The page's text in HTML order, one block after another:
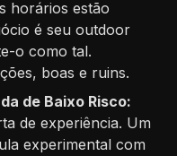
horários estão
é seu outdoor
o como tal.
boas e ruins.
de Baixo Risco:
de experiência. Um
experimental com